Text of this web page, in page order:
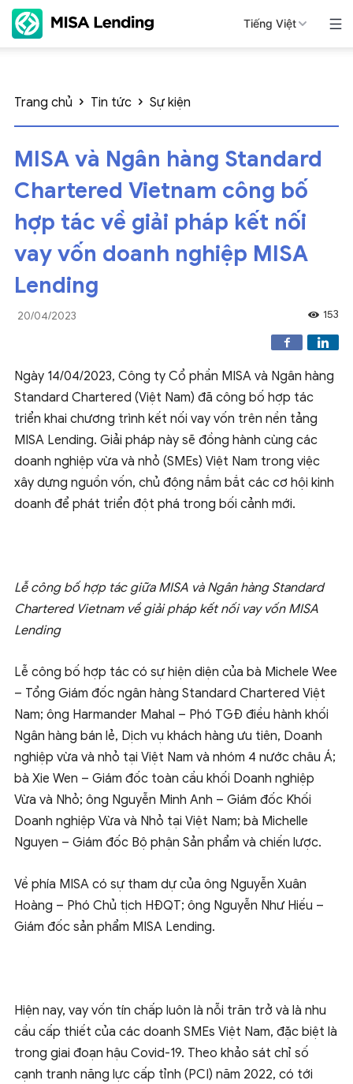
Tiếng Việt
Trang chủ Tin tức Sự kiện
MISA và Ngân hàng Standard
Chartered Vietnam công bố
hợp tác về giải pháp kết nối
vay vốn doanh nghiệp MISA
Lending
20/04/2023 153
Ngày 14/04/2023, Công ty Cổ phần MISA và Ngân hàng
Standard Chartered (Việt Nam) đã công bố hợp tác
triển khai chương trình kết nối vay vốn trên nền tảng
MISA Lending. Giải pháp này sẽ đồng hành cùng các
doanh nghiệp vừa và nhỏ (SMEs) Việt Nam trong việc
xây dựng nguồn vốn, chủ động nắm bắt các cơ hội kinh
doanh để phát triển đột phá trong bối cảnh mới.
Lễ công bố hợp tác giữa MISA và Ngân hàng Standard
Chartered Vietnam về giải pháp kết nối vay vốn MISA
Lending
Lễ công bố hợp tác có sự hiện diện của bà Michele Wee
– Tổng Giám đốc ngân hàng Standard Chartered Việt
Nam; ông Harmander Mahal – Phó TGĐ điều hành khối
Ngân hàng bán lẻ, Dịch vụ khách hàng ưu tiên, Doanh
nghiệp vừa và nhỏ tại Việt Nam và nhóm 4 nước châu Á;
bà Xie Wen – Giám đốc toàn cầu khối Doanh nghiệp
Vừa và Nhỏ; ông Nguyễn Minh Anh – Giám đốc Khối
Doanh nghiệp Vừa và Nhỏ tại Việt Nam; bà Michelle
Nguyen – Giám đốc Bộ phận Sản phẩm và chiến lược.
Về phía MISA có sự tham dự của ông Nguyễn Xuân
Hoàng – Phó Chủ tịch HĐQT; ông Nguyễn Như Hiếu –
Giám đốc sản phẩm MISA Lending.
Hiện nay, vay vốn tín chấp luôn là nỗi trăn trở và là nhu
cầu cấp thiết của các doanh SMEs Việt Nam, đặc biệt là
trong giai đoạn hậu Covid-19. Theo khảo sát chỉ số
cạnh tranh năng lực cấp tỉnh (PCI) năm 2022, có tới